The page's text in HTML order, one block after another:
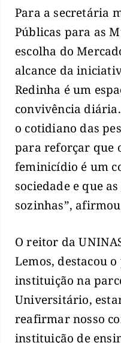
Para a secretária
Públicas para as
escolha do
alcance da
Redinha é um
convivência
o cotidiano das
para reforçar que
feminicídio é um
sociedade e que
sozinhas”,
O reitor da
Lemos, destacou
instituição na
Universitário,
reafirmar nosso
instituição de